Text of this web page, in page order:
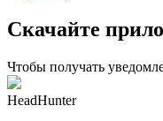
Скачайте
Чтобы получать
HeadHunter